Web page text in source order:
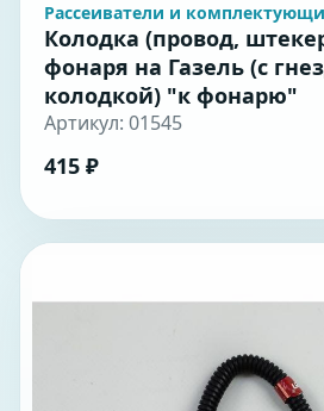
Рассеиватели и
Колодка (провод,
фонаря на Газель (с
колодкой) "к фонарю"
Артикул: 01545
415 ₽